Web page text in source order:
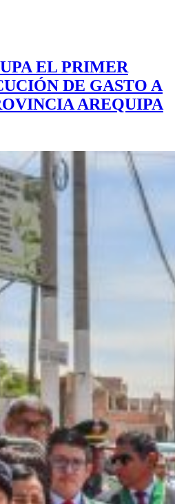
EL PRIMER
DE GASTO A
AREQUIPA